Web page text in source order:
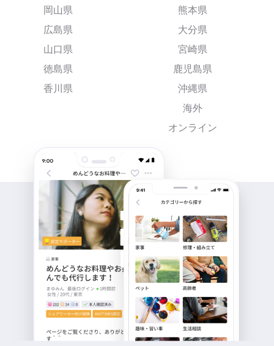
岡山県
広島県
山口県
徳島県
香川県
熊本県
大分県
宮崎県
鹿児島県
沖縄県
海外
オンライン